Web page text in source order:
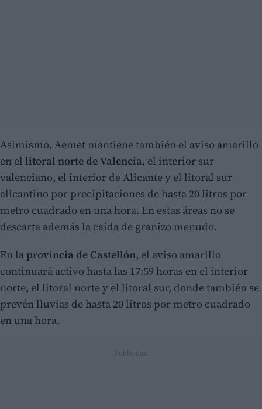
Asimismo, Aemet mantiene también el aviso amarillo
en el litoral norte de Valencia, el interior sur
valenciano, el interior de Alicante y el litoral sur
alicantino por precipitaciones de hasta 20 litros por
metro cuadrado en una hora. En estas áreas no se
descarta además la caída de granizo menudo.
En laprovincia de Castellón, el aviso amarillo
continuará activo hasta las 17:59 horas en el interior
norte, el litoral norte y el litoral sur, donde también se
prevén lluvias de hasta 20 litros por metro cuadrado
en una hora.